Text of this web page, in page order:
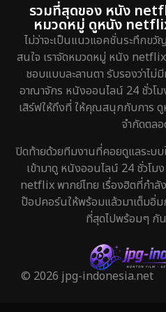
HBO GO
HBO Max
Heist
Historical
History ประวัติศาสตร์
Holiday
Horror สยองขวัญ
Inspirational แรงบันดาลใจ
รวมที่สุดของ หนัง
หมวดหมู่ ดูหนัง
ไม่ว่าจะเป็นแนวแอคชั่นระทึกข
สนใจ เราจัดหมวดหมู่ หนัง netflix
ชอบแบบละลานตา รับรองว่าไม่
อาณาจักร หนังออนไลน์ 24 ชั่วโ
เสิร์ฟให้ถึงที่ ให้คุณสนุกกับการ
จำกัดตล
ปิดท้ายด้วยทีมงานที่คอยดูแลระบ
เข้ามาดู หนังออนไลน์ 24 ชั่วโม
netflix พากย์ไทย เรื่องฮิตที่กำ
ป๊อปคอร์นให้พร้อมแล้วมาเต็ม
ที่สุดไปพร้อมๆ กั
© 2026 jpg-indonesia.net